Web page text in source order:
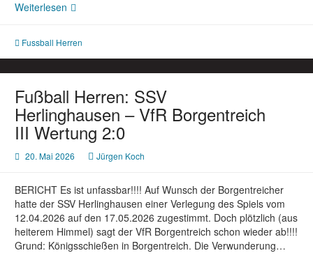
Weiterlesen Letztes
Saison:
SSV
Herlinghausen
–
SG
Hohenwepel/Menne
II
30.05.2026
Fussball Herren
Fußball Herren: SSV
Herlinghausen – VfR Borgentreich
III Wertung 2:0
20. Mai 2026 Jürgen Koch
BERICHT Es ist unfassbar!!!! Auf Wunsch der Borgentreicher
hatte der SSV Herlinghausen einer Verlegung des Spiels vom
12.04.2026 auf den 17.05.2026 zugestimmt. Doch plötzlich (aus
heiterem Himmel) sagt der VfR Borgentreich schon wieder ab!!!!
Grund: Königsschießen in Borgentreich. Die Verwunderung…